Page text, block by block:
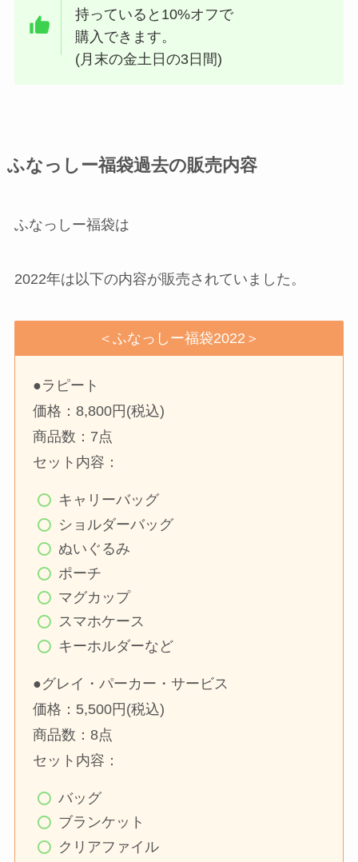
持っていると10%オフで
購入できます。
(月末の金土日の3日間)
ふなっしー福袋過去の販売内容
ふなっしー福袋は
2022年は以下の内容が販売されていました。
＜ふなっしー福袋2022＞
●ラピート
価格：8,800円(税込)
商品数：7点
セット内容：
キャリーバッグ
ショルダーバッグ
ぬいぐるみ
ポーチ
マグカップ
スマホケース
キーホルダーなど
●グレイ・パーカー・サービス
価格：5,500円(税込)
商品数：8点
セット内容：
バッグ
ブランケット
クリアファイル